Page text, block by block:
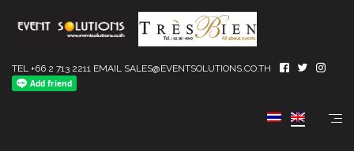
TEL +66 2 713 2211 EMAIL SALES@EVENTSOLUTIONS.CO.TH
(ไทย) Lighting & Sound งาน